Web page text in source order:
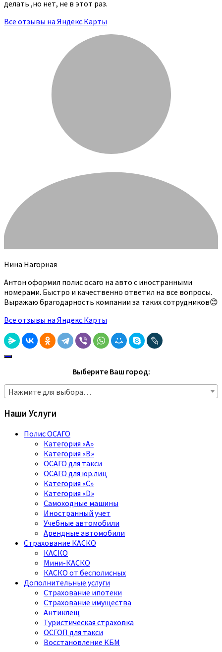
делать ,но нет, не в этот раз.
Все отзывы на Яндекс.Карты
Нина Нагорная
Антон оформил полис осаго на авто с иностранными
номерами. Быстро и качественно ответил на все вопросы.
Выражаю брагодарность компании за таких сотрудников😊
Все отзывы на Яндекс.Карты
Выберите Ваш город:
Нажмите для выбора…
Наши Услуги
Полис ОСАГО
Категория «A»
Категория «B»
ОСАГО для такси
ОСАГО для юр.лиц
Категория «C»
Категория «D»
Самоходные машины
Иностранный учет
Учебные автомобили
Арендные автомобили
Страхование КАСКО
КАСКО
Мини-КАСКО
КАСКО от бесполисных
Дополнительные услуги
Страхование ипотеки
Страхование имущества
Антиклещ
Туристическая страховка
ОСГОП для такси
Восстановление КБМ